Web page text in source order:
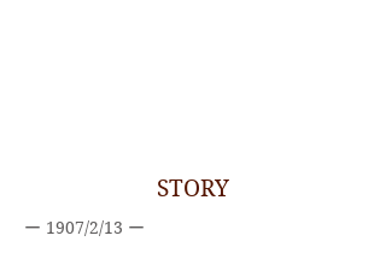
STORY
ー 1907/2/13 ー